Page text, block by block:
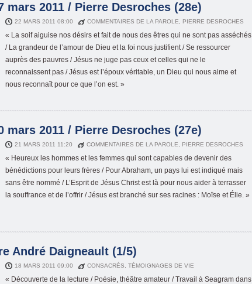
mars 2011 / Pierre Desroches (28e)
22 MARS 2011 08:00 COMMENTAIRES DE LA PAROLE PIERRE DESROCHES
« La soif aiguise nos désirs et fait de nous des êtres qui ne sont pas asséchés
/ La grandeur de l’amour de Dieu et la foi nous justifient / Se ressourcer
auprès des pauvres / Jésus ne juge pas ceux et celles qui ne le
reconnaissent pas / Jésus est l’époux véritable, un Dieu qui nous aime et
nous reconnaît pour ce que l’on est. »
mars 2011 / Pierre Desroches (27e)
21 MARS 2011 11:20 COMMENTAIRES DE LA PAROLE PIERRE DESROCHES
« Heureux les hommes et les femmes qui sont capables de devenir des
bénédictions pour leurs frères / Pour Abraham, un pays lui est indiqué mais
sans être nommé / L’Esprit de Jésus Christ est là pour nous aider à terrasser
la souffrance et de l’offrir / Jésus est branché sur ses racines : Moïse et Élie. »
André Daigneault (1/5)
18 MARS 2011 09:00 CONSACRÉS TÉMOIGNAGES DE VIE
« Découverte de la lecture / Poésie, théâtre amateur / Travail à Seagram dans